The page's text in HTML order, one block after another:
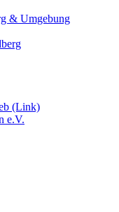
& Umgebung
(Link)
e.V.